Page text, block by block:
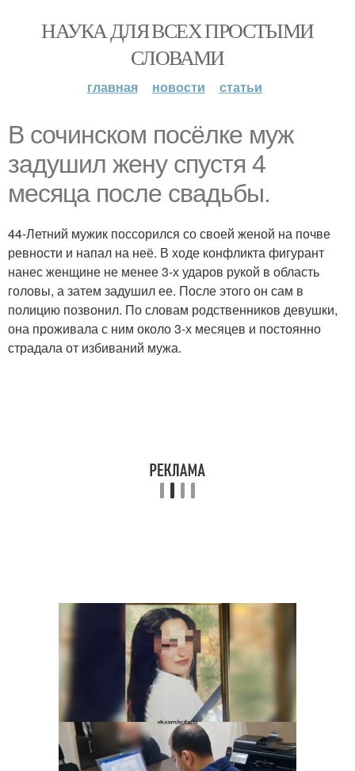
НАУКА ДЛЯ ВСЕХ ПРОСТЫМИ
СЛОВАМИ
главная новости статьи
В сочинском посёлке муж
задушил жену спустя 4
месяца после свадьбы.
44-Летний мужик поссорился со своей женой на почве
ревности и напал на неё. В ходе конфликта фигурант
нанес женщине не менее 3-х ударов рукой в область
головы, а затем задушил ее. После этого он сам в
полицию позвонил. По словам родственников девушки,
она проживала с ним около 3-х месяцев и постоянно
страдала от избиваний мужа.